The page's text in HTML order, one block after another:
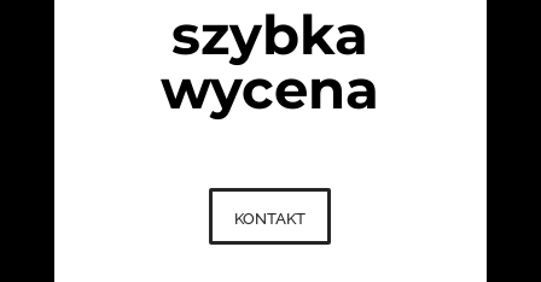
szybka
wycena
kontakt